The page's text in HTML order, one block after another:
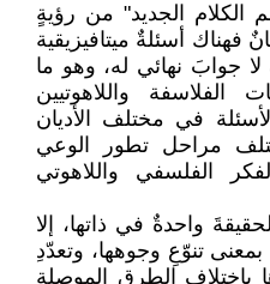
الجديد" من رؤيةٍ
فهناك أسئلةٌ ميتافيزيقية
لا جوابَ نهائي له، وهو ما
الفلاسفة واللاهوتيين
في مختلف الأديان
مراحل تطور الوعي
الفلسفي واللاهوتي
واحدةٌ في ذاتها، إلا
تنوّعِ وجوهها، وتعدّدِ
باختلاف الطرق الموصِلة